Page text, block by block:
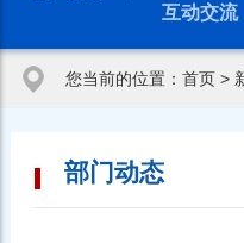
互动交流
您当前的位置： 首页>
部门动态